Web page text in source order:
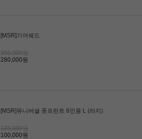
[MSR]기어쉐드
350,000원
280,000원
[MSR]유니버셜 풋프린트 6인용 L (라지)
125,000원
100,000원